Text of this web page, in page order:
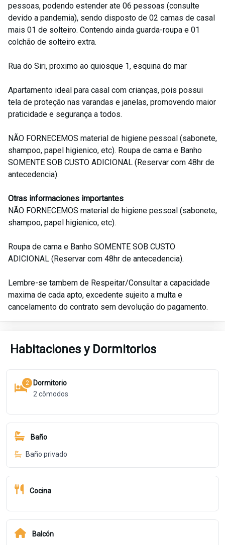
pessoas, podendo estender ate 06 pessoas (consulte
devido a pandemia), sendo disposto de 02 camas de casal
mais 01 de solteiro. Contendo ainda guarda-roupa e 01
colchão de solteiro extra.
Rua do Siri, proximo ao quiosque 1, esquina do mar
Apartamento ideal para casal com crianças, pois possui
tela de proteção nas varandas e janelas, promovendo maior
praticidade e segurança a todos.
NÃO FORNECEMOS material de higiene pessoal (sabonete,
shampoo, papel higienico, etc). Roupa de cama e Banho
SOMENTE SOB CUSTO ADICIONAL (Reservar com 48hr de
antecedencia).
Otras informaciones importantes
NÃO FORNECEMOS material de higiene pessoal (sabonete,
shampoo, papel higienico, etc).
Roupa de cama e Banho SOMENTE SOB CUSTO
ADICIONAL (Reservar com 48hr de antecedencia).
Lembre-se tambem de Respeitar/Consultar a capacidade
maxima de cada apto, excedente sujeito a multa e
cancelamento do contrato sem devolução do pagamento.
Habitaciones y Dormitorios
2
Dormitorio
2 cômodos
Baño
Baño privado
Cocina
Balcón